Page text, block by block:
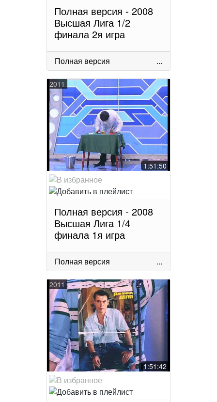
Полная версия - 2008
Высшая Лига 1/2
финала 2я игра
Полная версия ...
2011
1:51:50
Полная версия - 2008
Высшая Лига 1/4
финала 1я игра
Полная версия ...
2011
1:51:42